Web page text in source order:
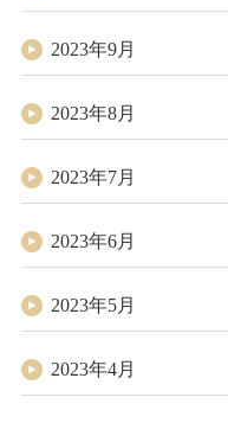
2023年9月
2023年8月
2023年7月
2023年6月
2023年5月
2023年4月